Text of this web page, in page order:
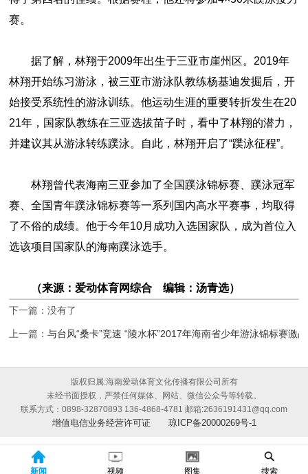
新闻 视频 图集 搜索
赛。
据了解，林翔于2009年出生于三亚市崖州区。2019年
林翔开始练习游泳，被三亚市游泳队教练杨基迪发掘后，开
始接受系统性的游泳训练。他运动生涯的重要转折发生在20
21年，国家队教练在三亚选拔苗子时，看中了林翔的潜力，
并建议其从游泳转练蹼泳。自此，林翔开启了“蹼泳征程”。
林翔曾代表海南三亚参加了全国蹼泳锦标赛、蹼泳冠军
赛、全国青年蹼泳锦标赛等一系列国内高水平赛事，均取得
了不俗的成绩。他于今年10月成功入选国家队，成为首位入
选该项目国家队的海南蹼泳选手。
（来源：爱动体育网综合 编辑：汤青选）
下一篇：没有了
上一篇：与台风“桑卡”竞速 “陵水杯”2017年海南省少年游泳锦标赛激
版权归属:海南爱动体育文化传播有限公司所有
未经书面授权，严禁任何媒体、网站、微信公众号等转载。
联系方式：0898-32870893 136-4868-4781 邮箱:2636191431@qq.com
增值电信业务经营许可证 琼ICP备20000269号-1